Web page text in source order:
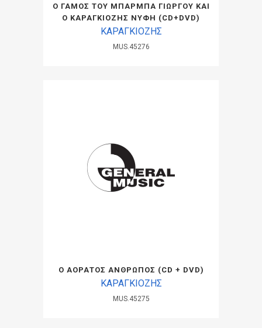
Ο ΓΑΜΟΣ ΤΟΥ ΜΠΑΡΜΠΑ ΓΙΩΡΓΟΥ ΚΑΙ
Ο ΚΑΡΑΓΚΙΟΖΗΣ ΝΥΦΗ (CD+DVD)
ΚΑΡΑΓΚΙΟΖΗΣ
MUS.45276
Ο ΑΟΡΑΤΟΣ ΑΝΘΡΩΠΟΣ (CD + DVD)
ΚΑΡΑΓΚΙΟΖΗΣ
MUS.45275